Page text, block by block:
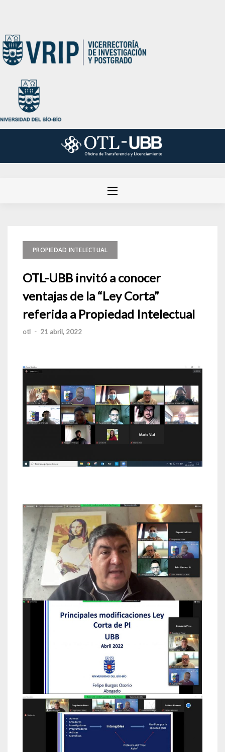
PROPIEDAD INTELECTUAL
OTL-UBB invitó a conocer
ventajas de la “Ley Corta”
referida a Propiedad Intelectual
otl - 21 abril, 2022